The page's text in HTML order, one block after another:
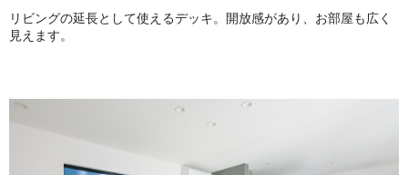
リビングの延長として使えるデッキ。開放感があり、お部屋も広く
見えます。